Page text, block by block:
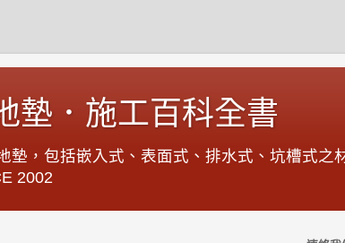
墊．施工百科全書
墊，包括嵌入式、表面式、排水式、坑槽式之
2002